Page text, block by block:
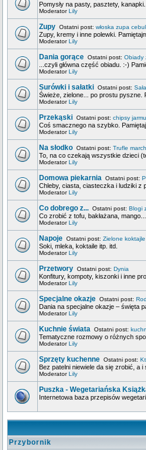
Pomysły na pasty, pasztety,
ModeratorLily
Zupy Ostatni post: włoska zupa
Zupy, kremy i inne polewki.
ModeratorLily
Dania gorące Ostatni post: Obiady
...czyli główna część obiadu. :-)
ModeratorLily
Surówki i sałatki Ostatni post:
Świeże, zielone... po prostu pyszne.
ModeratorLily
Przekąski Ostatni post: chipsy
Coś smacznego na szybko.
ModeratorLily
Na słodko Ostatni post: Trufle
To, na co czekają wszystkie dzieci
ModeratorLily
Domowa piekarnia Ostatni post:
Chleby, ciasta, ciasteczka i ludziki z
ModeratorLily
Co dobrego z... Ostatni post: Blogi
Co zrobić z tofu, bakłażana,
ModeratorLily
Napoje Ostatni post: Zielone koktajle
Soki, mleka, koktaile itp. itd.
ModeratorLily
Przetwory Ostatni post: Dynia
Konfitury, kompoty, kiszonki i inne
ModeratorLily
Specjalne okazje Ostatni post:
Dania na specjalne okazje – święta
ModeratorLily
Kuchnie świata Ostatni post:
Tematyczne rozmowy o różnych
ModeratorLily
Sprzęty kuchenne Ostatni post:
Bez patelni niewiele da się zrobić, a
ModeratorLily
Puszka - Wegetariańska
Internetowa baza przepisów
Przybornik